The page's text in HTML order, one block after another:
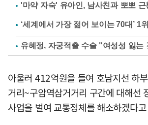
'마약 자숙' 유아인, 남사친과 뽀뽀 근
유혜정, 자궁적출 수술 "여성성 잃
아울러 412억원을 들여 호남지선 하
거리~구암역삼거거리 구간에 대해선
사업을 벌여 교통정체를 해소하겠다